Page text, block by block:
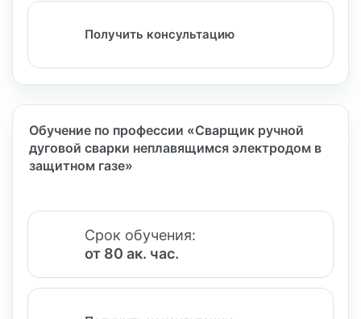
Получить консультацию
Обучение по профессии «Сварщик ручной
дуговой сварки неплавящимся электродом в
защитном газе»
Срок обучения:
от 80 ак. час.